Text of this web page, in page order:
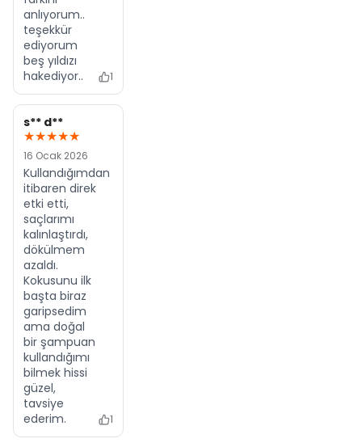
anlıyorum..
teşekkür
ediyorum
beş yıldızı
hakediyor..
1
s** d**
★★★★★
16 Ocak 2026
Kullandığımdan
itibaren direk
etki etti,
saçlarımı
kalınlaştırdı,
dökülmem
azaldı.
Kokusunu ilk
başta biraz
garipsedim
ama doğal
bir şampuan
kullandığımı
bilmek hissi
güzel,
tavsiye
ederim.
1